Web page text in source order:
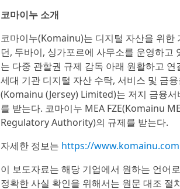
코마이누 소개
코마이누(Komainu)는 디지털 자산을 위한
던, 두바이, 싱가포르에 사무소를 운영하
는 다중 관할권 규제 감독 아래 원활하고
세대 기관 디지털 자산 수탁, 서비스 및 금
(Komainu (Jersey) Limited)는 저지 금융
를 받는다. 코마이누 MEA FZE(Komainu
Regulatory Authority)의 규제를 받는다.
자세한 정보는 https://www.komainu.com
이 보도자료는 해당 기업에서 원하는 언어
정확한 사실 확인을 위해서는 원문 대조